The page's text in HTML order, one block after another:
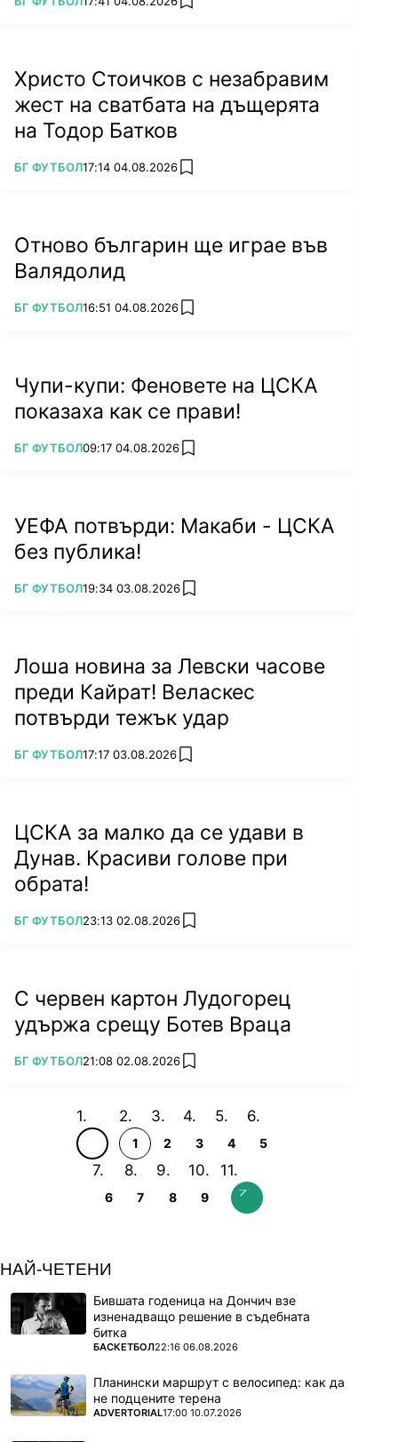
add favorites
Христо Стоичков с незабравим
жест на сватбата на дъщерята
на Тодор Батков
ПОВЕЧЕ ОТ
БГ ФУТБОЛ17:14 04.08.2026 add favorites
Отново българин ще играе във
Валядолид
ПОВЕЧЕ ОТ
БГ ФУТБОЛ16:51 04.08.2026 add favorites
Чупи-купи: Феновете на ЦСКА
показаха как се прави!
ПОВЕЧЕ ОТ
БГ ФУТБОЛ09:17 04.08.2026 add favorites
УЕФА потвърди: Макаби - ЦСКА
без публика!
ПОВЕЧЕ ОТ
БГ ФУТБОЛ19:34 03.08.2026 add favorites
Лоша новина за Левски часове
преди Кайрат! Веласкес
потвърди тежък удар
ПОВЕЧЕ ОТ
БГ ФУТБОЛ17:17 03.08.2026 add favorites
ЦСКА за малко да се удави в
Дунав. Красиви голове при
обрата!
ПОВЕЧЕ ОТ
БГ ФУТБОЛ23:13 02.08.2026 add favorites
С червен картон Лудогорец
удържа срещу Ботев Враца
ПОВЕЧЕ ОТ
БГ ФУТБОЛ21:08 02.08.2026 add favorites
1 2 3 4 5
6 7 8 9
НАЙ-ЧЕТЕНИ
Бившата годеница на Дончич взе
изненадващо решение в съдебната
битка
ПОВЕЧЕ ОТ
БАСКЕТБОЛ22:16 06.08.2026
Планински маршрут с велосипед: как да
не подцените терена
ПОВЕЧЕ ОТ
ADVERTORIAL17:00 10.07.2026